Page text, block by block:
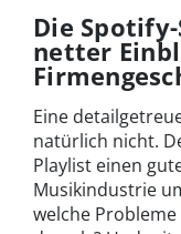
Die
netter
Eine
natürlich nicht.
Playlist einen
Musikindustrie
welche